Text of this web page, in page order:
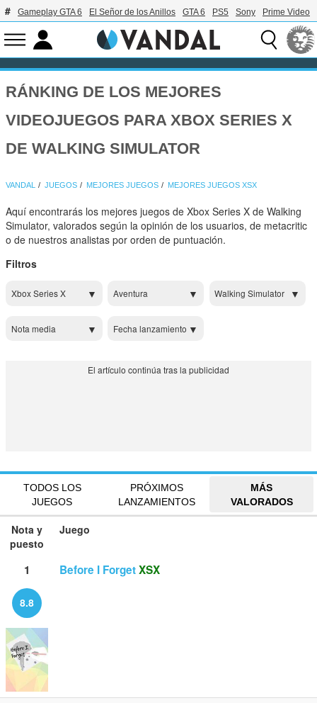
Gameplay GTA 6 El Señor de los Anillos GTA 6 PS5 Sony Prime Video
RÁNKING DE LOS MEJORES
VIDEOJUEGOS PARA XBOX SERIES X
DE WALKING SIMULATOR
VANDAL JUEGOS MEJORES JUEGOS MEJORES JUEGOS XSX
Aquí encontrarás los mejores juegos de Xbox Series X de Walking
Simulator, valorados según la opinión de los usuarios, de metacritic
o de nuestros analistas por orden de puntuación.
Filtros
Xbox Series X Aventura Walking Simulator
Nota media Fecha lanzamiento
TODOS LOS
JUEGOS
PRÓXIMOS
LANZAMIENTOS
MÁS
VALORADOS
Nota y
puesto
Juego
1 Before I ForgetXSX
8.8